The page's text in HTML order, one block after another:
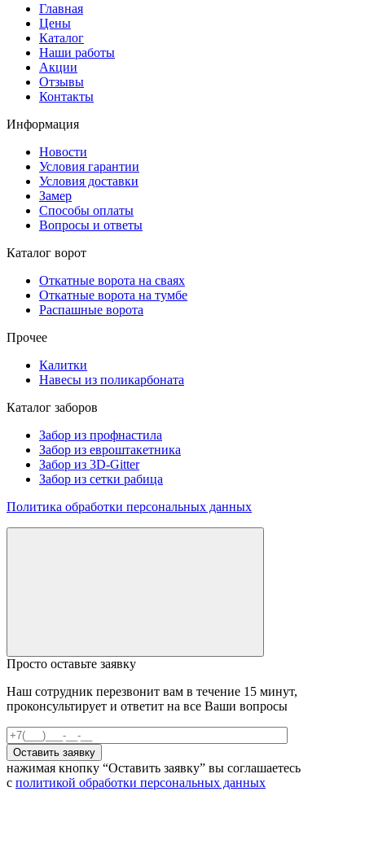
Главная
Цены
Каталог
Наши работы
Акции
Отзывы
Контакты
Информация
Новости
Условия гарантии
Условия доставки
Замер
Способы оплаты
Вопросы и ответы
Каталог ворот
Откатные ворота на сваях
Откатные ворота на тумбе
Распашные ворота
Прочее
Калитки
Навесы из поликарбоната
Каталог заборов
Забор из профнастила
Забор из евроштакетника
Забор из 3D-Gitter
Забор из сетки рабица
Политика обработки персональных данных
Просто оставьте заявку
Наш сотрудник перезвонит вам в течение 15 минут,
проконсультирует и ответит на все Ваши вопросы
нажимая кнопку “Оставить заявку” вы соглашаетесь
с политикой обработки персональных данных